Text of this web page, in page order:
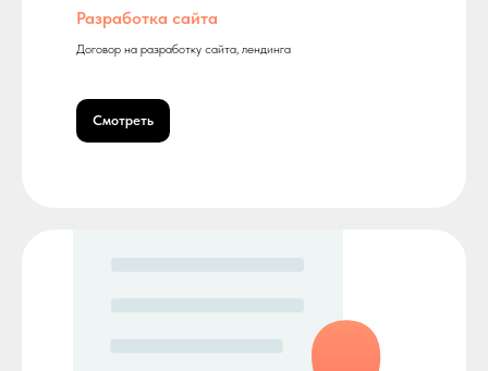
Разработка сайта
Договор на разработку сайта, лендинга
Смотреть